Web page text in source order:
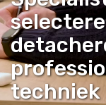
techniek